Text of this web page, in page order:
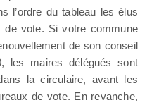
l’ordre du tableau les élus
de vote. Si votre commune
de son conseil
les maires délégués sont
la circulaire, avant les
de vote. En revanche,